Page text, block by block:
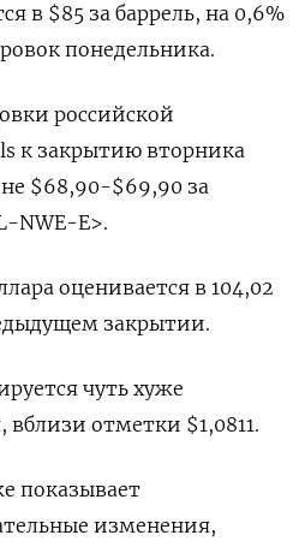
в $85 за баррель, на 0,6%
понедельника.
российской
к закрытию вторника
$68,90-$69,90 за
NWE-E>.
оценивается в 104,02
закрытии.
чуть хуже
отметки $1,0811.
показывает
изменения,